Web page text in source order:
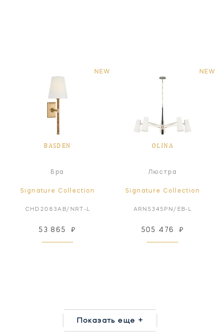
NEW
BASDEN
Бра
Signature Collection
CHD2083AB/NRT-L
53 865 ₽
NEW
OLINA
Люстра
Signature Collection
ARN5345PN/EB-L
505 476 ₽
Показать еще +